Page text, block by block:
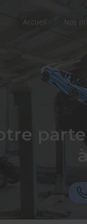
Accueil Nos